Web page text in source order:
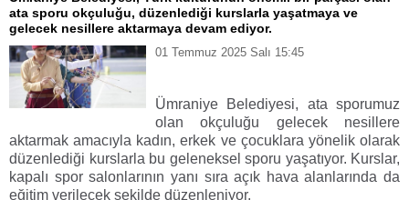
ata sporu okçuluğu, düzenlediği kurslarla yaşatmaya ve
gelecek nesillere aktarmaya devam ediyor.
01 Temmuz 2025 Salı 15:45
Ümraniye Belediyesi, ata sporumuz
olan okçuluğu gelecek nesillere
aktarmak amacıyla kadın, erkek ve çocuklara yönelik olarak
düzenlediği kurslarla bu geleneksel sporu yaşatıyor. Kurslar,
kapalı spor salonlarının yanı sıra açık hava alanlarında da
eğitim verilecek şekilde düzenleniyor.